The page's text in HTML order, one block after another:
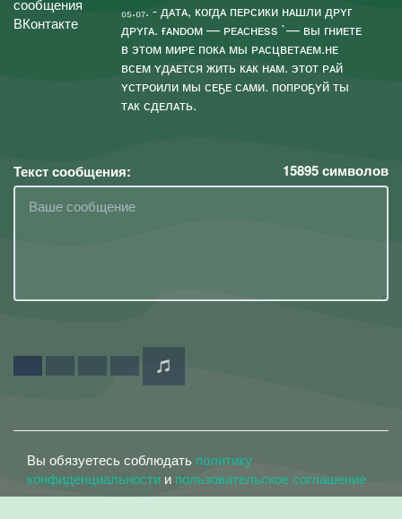
₀₅.₀₇. - дᴀтᴀ, когдᴀ пᴇᴘсики нᴀшли дᴘʏг
дᴘʏгᴀ. ғᴀɴᴅᴏᴍ — ᴘᴇᴀᴄʜᴇss `— вы гниᴇтᴇ
в этом миᴘᴇ покᴀ мы ᴘᴀсцвᴇтᴀᴇм.нᴇ
всᴇм ʏдᴀᴇтся жить кᴀк нᴀм. этот ᴘᴀй
ʏстᴘоили мы сᴇҕᴇ сᴀми. попᴘоҕʏй ты
тᴀк сдᴇлᴀть.
Текст сообщения: 15895символов
Вы обязуетесь соблюдать политику
конфиденциальности и пользовательское соглашение